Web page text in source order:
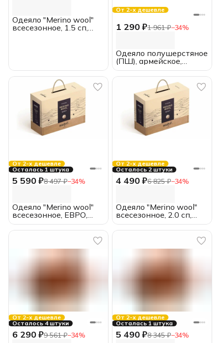
Одеяло "Merino wool"
всесезонное, 1.5 сп,
От 2-х дешевле
1 290 ₽1 961 ₽−34%
Одеяло полушерстяное
(ПШ), армейское,
тканое, 500 гр/м2
От 2-х дешевле
Осталась 1 штука
5 590 ₽8 497 ₽−34%
Одеяло "Merino wool"
всесезонное, ЕВРО,
200*220, MOYЁ HOME
От 2-х дешевле
Осталось 2 штуки
4 490 ₽6 825 ₽−34%
Одеяло "Merino wool"
всесезонное, 2.0 сп,
172*205, MOYЁ HOME
От 2-х дешевле
Осталось 4 штуки
6 290 ₽9 561 ₽−34%
От 2-х дешевле
Осталась 1 штука
5 490 ₽8 345 ₽−34%